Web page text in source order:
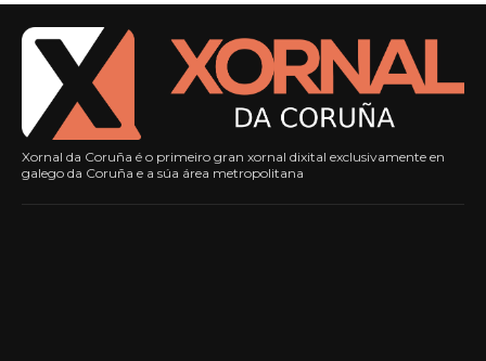
Xornal da Coruña é o primeiro gran xornal dixital exclusivamente en
galego da Coruña e a súa área metropolitana